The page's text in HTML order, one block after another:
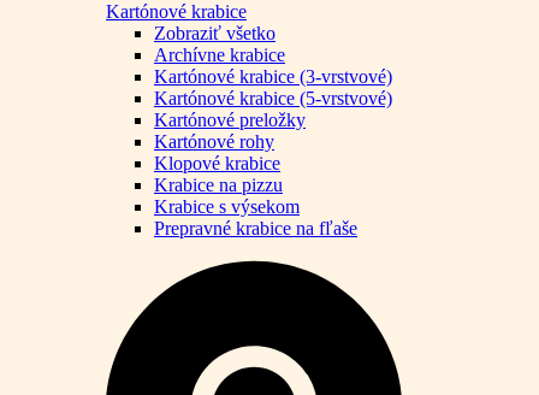
Kartónové krabice
Zobraziť všetko
Archívne krabice
Kartónové krabice (3-vrstvové)
Kartónové krabice (5-vrstvové)
Kartónové preložky
Kartónové rohy
Klopové krabice
Krabice na pizzu
Krabice s výsekom
Prepravné krabice na fľaše